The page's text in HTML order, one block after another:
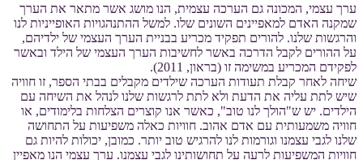
ערך עצמי, המכונה גם הערכה עצמית, הנו מושג אשר מתאר את הערך
שמקנה האדם למאפיינים השונים שלו. למשל ההתנהגויות האופייניות לנו
והרגשות שלנו. להורים תפקיד מכריע בבניית הערך העצמי של ילדיהם,
על ההורים לקבל הדרכה באשר לחשיבות הערך העצמי של הילד ובאשר
לפקידם המכריע במשימה זו (בראון, 2011).
שיחה לאחר קבלת תעודות הערכה שילדים מקבלים בבתי הספר, זו חוויה
שיש לתת עליה את הדעת ולא לתת לרגשות שלנו לנהל את השיחה עם
הילדים. יש ש"הולך לנו טוב", כאשר אנו קוצרים הצלחות בלימודים, או
חוויה משמעותית עם אדם אהוב. חוויות כאלה משפיעות על התחושה
שלנו לגבי עצמנו וגורמות לנו להרגיש טוב יותר. כמובן, יכולות להיות גם
חוויות המשפיעות לרעה על תחושותינו לגבי עצמנו. ערך עצמי הנו מאפיין